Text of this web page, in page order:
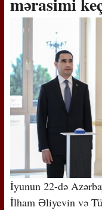
İyunun 22-də
İlham Əliyevin və